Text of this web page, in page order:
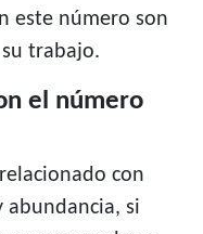
este número son
trabajo.
el número
con
abundancia, si